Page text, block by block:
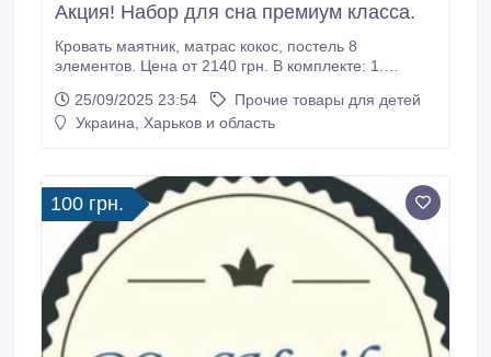
Акция! Набор для сна премиум класса.
Кровать маятник, матрас кокос, постель 8
элементов. Цена от 2140 грн. В комплекте: 1.
ваниль. Лучший выбор для современных родителей.
Благодаря маятниковому качанию, ребенок
бесшумное, легкое маятниковое качание; -
изготовлена из экологически чистой древесины
(ольха) и покрыта гипоаллергенным лаком на
водной основе, который не имеет запаха и
безвреден для малыша; - дно кроватки изготовлено
из ортопедических ламелей; - откидная боковинка.
25/09/2025 23:54
Прочие товары для детей
Украина, Харьков и область
100 грн.